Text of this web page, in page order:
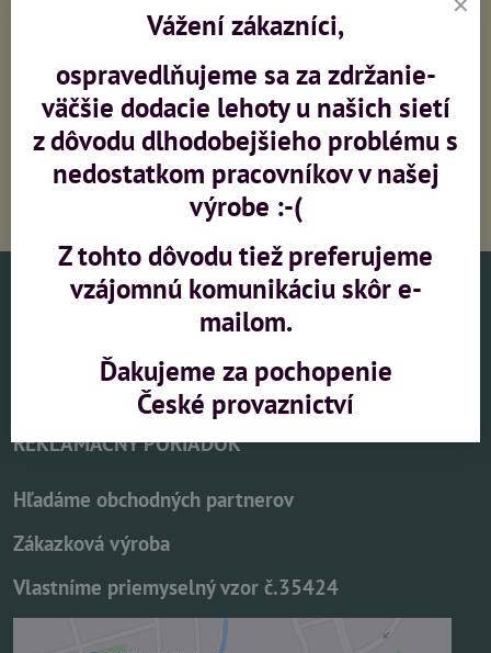
Výroba sietí na zákazku
Zaměření, montáž,
konzultace
PRI OBJEDNÁVKE NAD 213
Eur (bez DPH) DOPRAVA
OBCHODNÉ PODMIENKY
PREHLÁSENIE O OCHRANE OSOBNÝCH ÚDAJOV
REKLAMAČNÝ PORIADOK
Hľadáme obchodných partnerov
Zákazková výroba
Vlastníme priemyselný vzor č.35424
Vážení zákazníci,
ospravedlňujeme sa za zdržanie-
väčšie dodacie lehoty u našich sietí
z dôvodu dlhodobejšieho problému s
nedostatkom pracovníkov v našej
výrobe :-(
Z tohto dôvodu tiež preferujeme
vzájomnú komunikáciu skôr e-
mailom.
Ďakujeme za pochopenie
České provaznictví